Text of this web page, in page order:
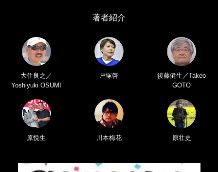
著者紹介
大住良之／
Yoshiyuki OSUMI
戸塚啓
後藤健生／Takeo
GOTO
原悦生 川本梅花 原壮史